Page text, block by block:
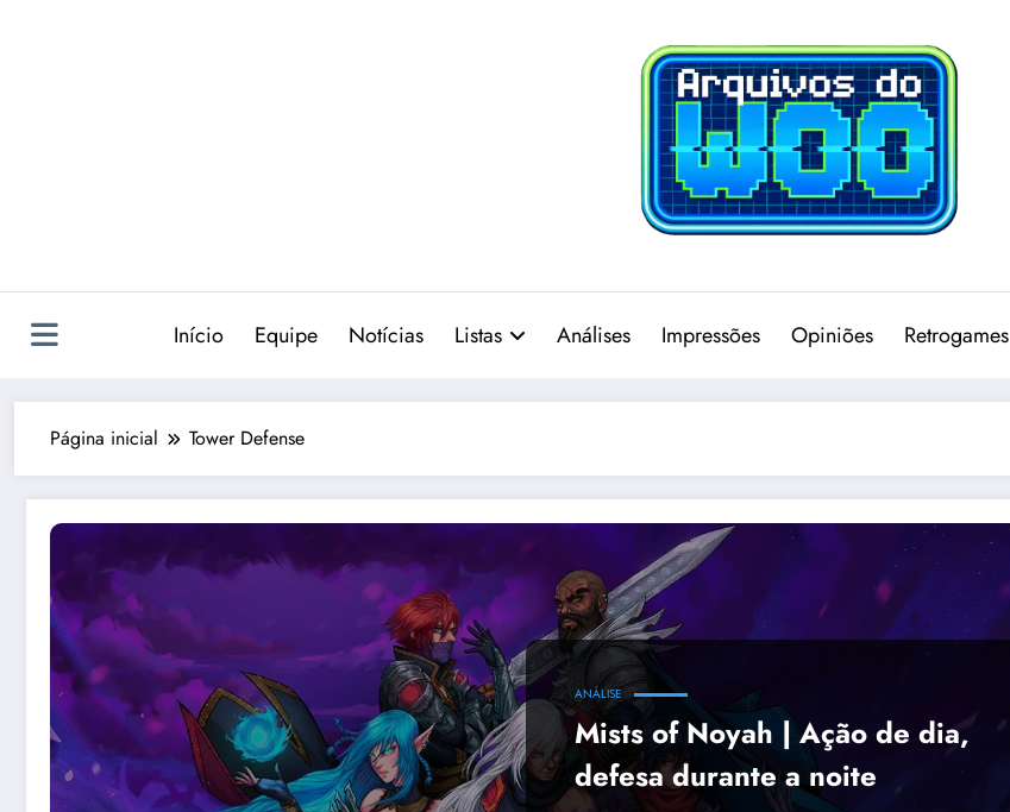
Início Equipe Notícias Listas Análises Impressões Opiniões Retrogames
Página inicial Tower Defense
ANÁLISE
Mists of Noyah | Ação de dia,
defesa durante a noite